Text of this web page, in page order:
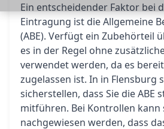
Ein entscheidender Faktor bei
Eintragung ist die Allgemeine
(ABE). Verfügt ein Zubehörteil
es in der Regel ohne
verwendet werden, da es
zugelassen ist. In in Flensburg
sicherstellen, dass Sie die ABE
mitführen. Bei Kontrollen kann
nachgewiesen werden, dass